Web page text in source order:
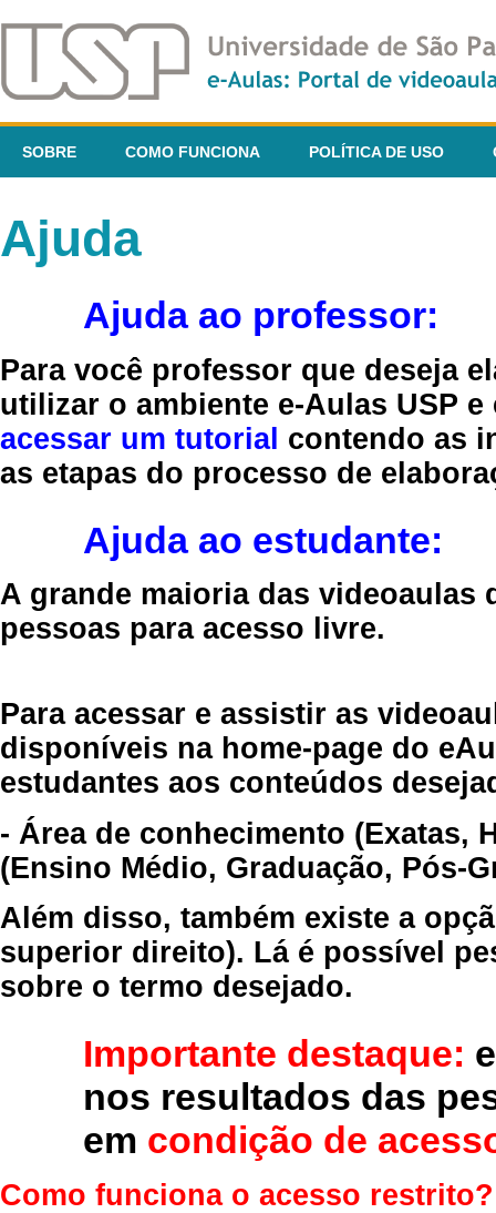
SOBRE COMO FUNCIONA POLÍTICA DE USO
Ajuda
Ajuda ao professor:
Para você professor que deseja
utilizar o ambiente e-Aulas USP
acessar um tutorial contendo as
as etapas do processo de
Ajuda ao estudante:
A grande maioria das videoaulas
pessoas para acesso livre.
Para acessar e assistir as
disponíveis na home-page do
estudantes aos conteúdos
- Área de conhecimento (Exatas,
(Ensino Médio, Graduação, Pós-
Além disso, também existe a
superior direito). Lá é possível
sobre o termo desejado.
Importante destaque:
nos resultados das
em condição de
Como funciona o acesso restrito?